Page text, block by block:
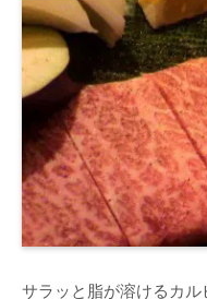
サラッと脂が溶けるカル